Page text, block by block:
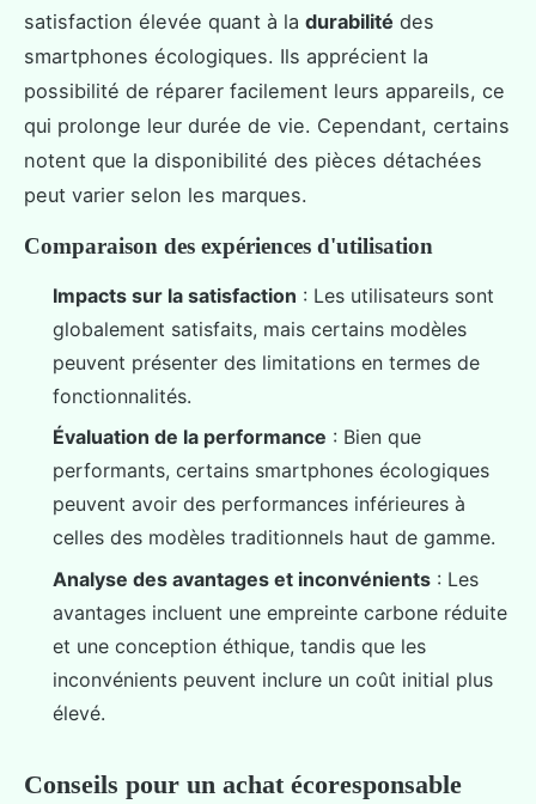
satisfaction élevée quant à la durabilité des
smartphones écologiques. Ils apprécient la
possibilité de réparer facilement leurs appareils, ce
qui prolonge leur durée de vie. Cependant, certains
notent que la disponibilité des pièces détachées
peut varier selon les marques.
Comparaison des expériences d'utilisation
Impacts sur la satisfaction : Les utilisateurs sont
globalement satisfaits, mais certains modèles
peuvent présenter des limitations en termes de
fonctionnalités.
Évaluation de la performance : Bien que
performants, certains smartphones écologiques
peuvent avoir des performances inférieures à
celles des modèles traditionnels haut de gamme.
Analyse des avantages et inconvénients : Les
avantages incluent une empreinte carbone réduite
et une conception éthique, tandis que les
inconvénients peuvent inclure un coût initial plus
élevé.
Conseils pour un achat écoresponsable